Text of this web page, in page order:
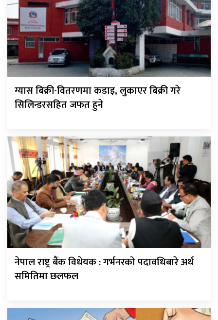
ग्यास बिक्री-वितरणमा कडाइ, लुकाएर बिक्री गरे
सिलिन्डरसहित जफत हुने
नेपाल राष्ट्र बैंक विधेयक : गर्भनरको पदावधिबारे अर्थ
समितिमा छलफल